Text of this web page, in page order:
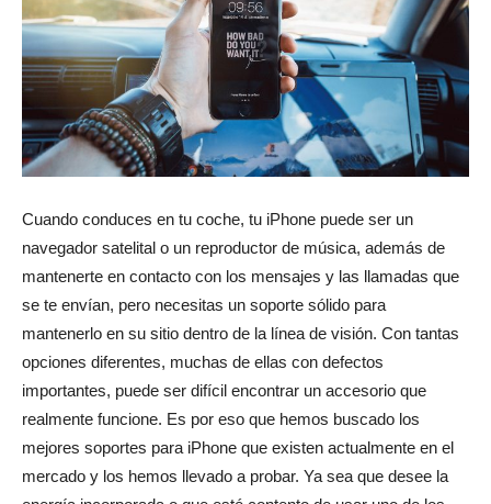
revista
de
moda
belleza
Cuando conduces en tu coche, tu iPhone puede ser un
navegador satelital o un reproductor de música, además de
mantenerte en contacto con los mensajes y las llamadas que
se te envían, pero necesitas un soporte sólido para
mantenerlo en su sitio dentro de la línea de visión. Con tantas
opciones diferentes, muchas de ellas con defectos
importantes, puede ser difícil encontrar un accesorio que
realmente funcione. Es por eso que hemos buscado los
mejores soportes para iPhone que existen actualmente en el
mercado y los hemos llevado a probar. Ya sea que desee la